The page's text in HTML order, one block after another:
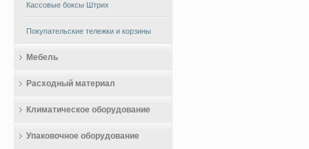
Кассовые боксы Штрих
Покупательские тележки и корзины
Мебель
Расходный материал
Климатическое оборудование
Упаковочное оборудование